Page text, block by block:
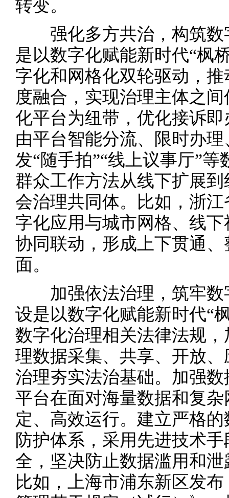
转变。
强化多方共治，构筑
是以数字化赋能新时代“枫
字化和网格化双轮驱动，
度融合，实现治理主体之
化平台为纽带，优化接诉
由平台智能分流、限时办
发“随手拍”“线上议事厅”
群众工作方法从线下扩展
会治理共同体。比如，浙
字化应用与城市网格、线
协同联动，形成上下贯通
面。
加强依法治理，筑牢
设是以数字化赋能新时代“
数字化治理相关法律法规
理数据采集、共享、开放
治理夯实法治基础。加强
平台在面对海量数据和复
定、高效运行。建立严格
防护体系，采用先进技术
全，坚决防止数据滥用和
比如，上海市浦东新区发